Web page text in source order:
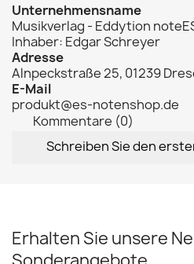
Unternehmensname
Musikverlag - Eddytion
Inhaber: Edgar Schreyer
Adresse
Alnpeckstraße 25, 01239
E-Mail
produkt@es-notenshop.de
Kommentare (0)
Schreiben Sie den
Erhalten Sie unsere